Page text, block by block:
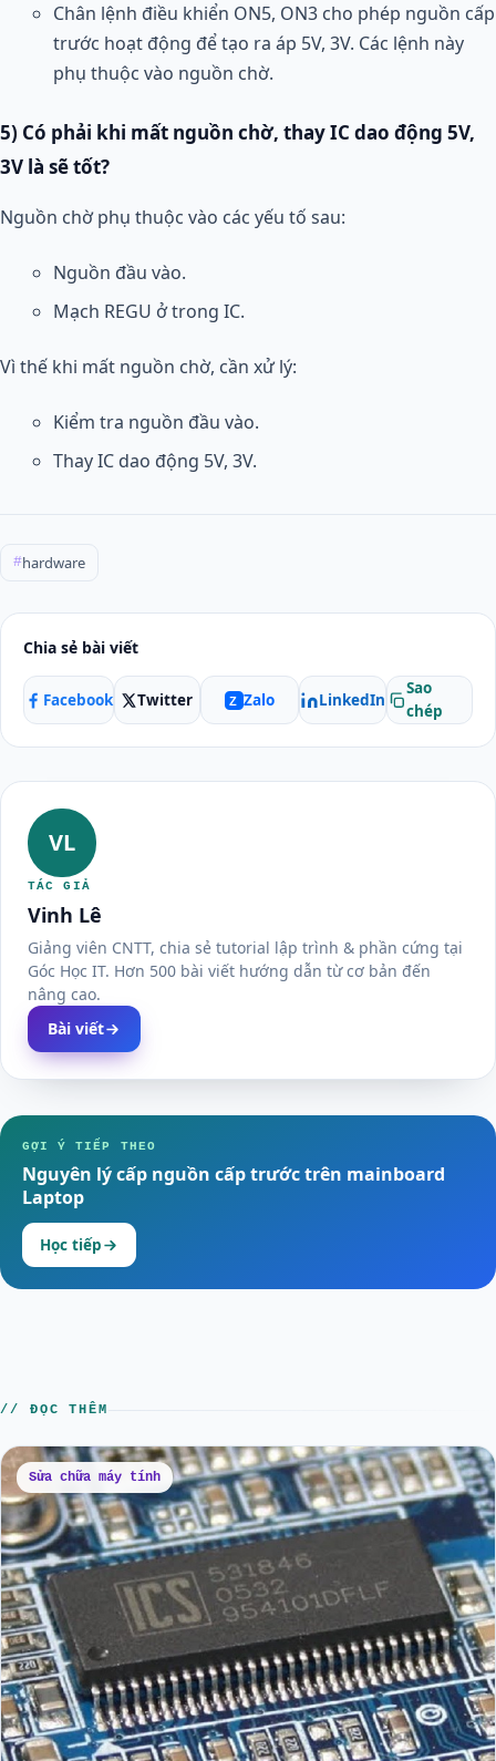
Chân lệnh điều khiển ON5, ON3 cho phép nguồn cấp
trước hoạt động để tạo ra áp 5V, 3V. Các lệnh này
phụ thuộc vào nguồn chờ.
5) Có phải khi mất nguồn chờ, thay IC dao động 5V,
3V là sẽ tốt?
Nguồn chờ phụ thuộc vào các yếu tố sau:
Nguồn đầu vào.
Mạch REGU ở trong IC.
Vì thế khi mất nguồn chờ, cần xử lý:
Kiểm tra nguồn đầu vào.
Thay IC dao động 5V, 3V.
#hardware
Chia sẻ bài viết
Facebook Twitter Z Zalo LinkedIn
Sao
chép
VL
TÁC GIẢ
Vinh Lê
Giảng viên CNTT, chia sẻ tutorial lập trình & phần cứng tại
Góc Học IT. Hơn 500 bài viết hướng dẫn từ cơ bản đến
nâng cao.
Bài viết
GỢI Ý TIẾP THEO
Nguyên lý cấp nguồn cấp trước trên mainboard
Laptop
Học tiếp
// ĐỌC THÊM
Sửa chữa máy tính